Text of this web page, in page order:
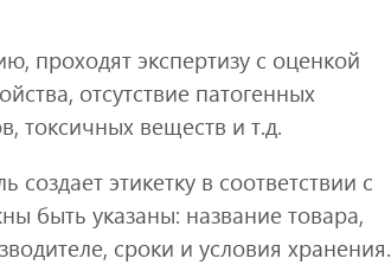
проходят экспертизу с оценкой
отсутствие патогенных
токсичных веществ и т.д.
этикетку в соответствии с
быть указаны: название товара,
сроки и условия хранения.